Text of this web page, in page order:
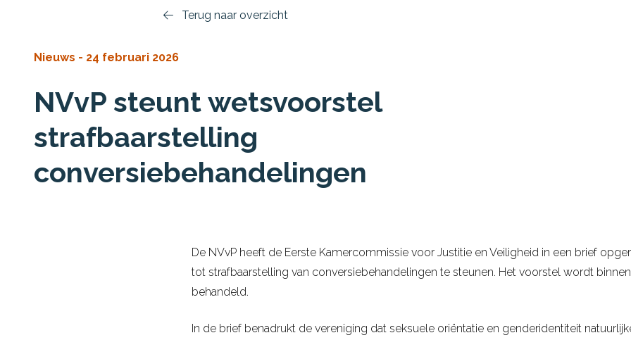
Terug naar overzicht
Nieuws - 24 februari 2026
NVvP steunt wetsvoorstel
strafbaarstelling
conversiebehandelingen
De NVvP heeft de Eerste Kamercommissie voor Justitie en Veiligheid in een brief
tot strafbaarstelling van conversiebehandelingen te steunen. Het voorstel wordt
behandeld.
In de brief benadrukt de vereniging dat seksuele oriëntatie en genderidentiteit